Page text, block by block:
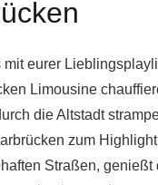
mit eurer
Limousine
die Altstadt
zum
Straßen, genießt